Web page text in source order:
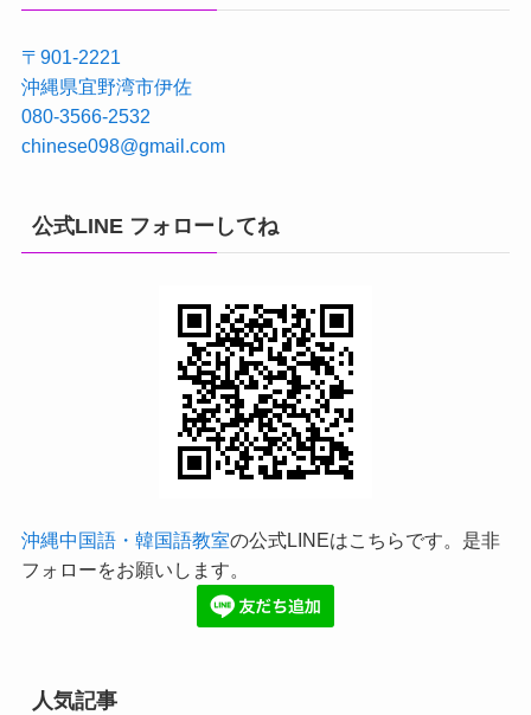
〒901-2221
沖縄県宜野湾市伊佐
080-3566-2532
chinese098@gmail.com
公式LINE フォローしてね
沖縄中国語・韓国語教室の公式LINEはこちらです。是非
フォローをお願いします。
人気記事